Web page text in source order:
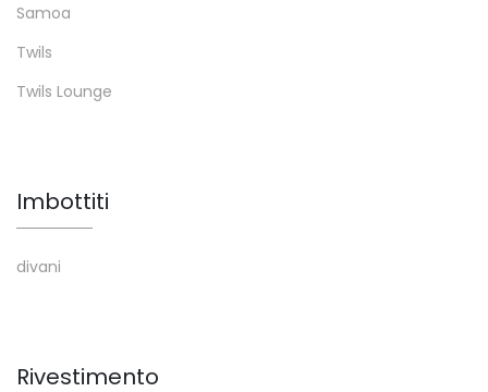
Samoa
Twils
Twils Lounge
Imbottiti
divani
Rivestimento